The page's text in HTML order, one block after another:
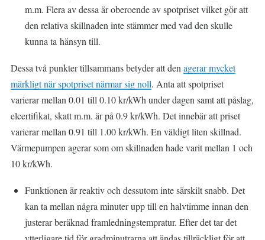
m.m. Flera av dessa är oberoende av spotpriset vilket gör att
den relativa skillnaden inte stämmer med vad den skulle
kunna ta hänsyn till.
Dessa två punkter tillsammans betyder att den agerar mycket
märkligt när spotpriset närmar sig noll. Anta att spotpriset
varierar mellan 0.01 till 0.10 kr/kWh under dagen samt att påslag,
elcertifikat, skatt m.m. är på 0.9 kr/kWh. Det innebär att priset
varierar mellan 0.91 till 1.00 kr/kWh. En väldigt liten skillnad.
Värmepumpen agerar som om skillnaden hade varit mellan 1 och
10 kr/kWh.
Funktionen är reaktiv och dessutom inte särskilt snabb. Det
kan ta mellan några minuter upp till en halvtimme innan den
justerar beräknad framledningstempratur. Efter det tar det